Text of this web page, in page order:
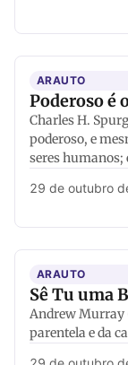
ARAUTO
Poderoso é
Charles H.
poderoso, e
seres humanos;
29 de outubro
ARAUTO
Sê Tu uma
Andrew Murray
parentela e da